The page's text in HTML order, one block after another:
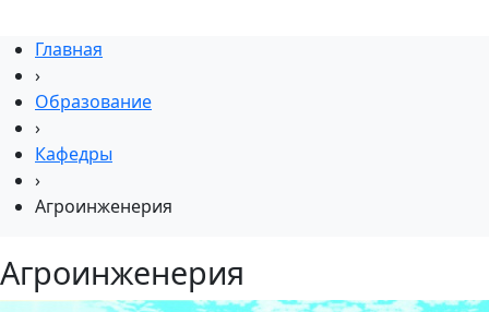
Главная
›
Образование
›
Кафедры
›
Агроинженерия
Агроинженерия